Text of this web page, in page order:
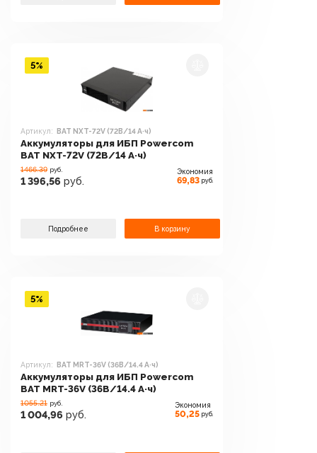
Артикул: BAT NXT-72V (72В/14 А·ч)
Аккумуляторы для ИБП Powercom
BAT NXT-72V (72В/14 А·ч)
1466.39 руб.
1 396,56 руб.
Экономия
69,83 руб.
Подробнее В корзину
5%
Артикул: BAT MRT-36V (36В/14.4 А·ч)
Аккумуляторы для ИБП Powercom
BAT MRT-36V (36В/14.4 А·ч)
1055.21 руб.
1 004,96 руб.
Экономия
50,25 руб.
5%